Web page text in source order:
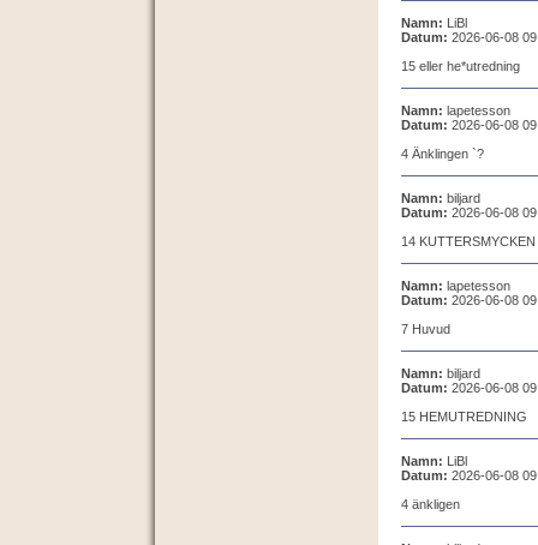
Namn: LiBl
Datum: 2026-06-08
15 eller he*utredning
Namn: lapetesson
Datum: 2026-06-08
4 Änklingen `?
Namn: biljard
Datum: 2026-06-08
14 KUTTERSMYCKEN
Namn: lapetesson
Datum: 2026-06-08
7 Huvud
Namn: biljard
Datum: 2026-06-08
15 HEMUTREDNING
Namn: LiBl
Datum: 2026-06-08
4 änkligen